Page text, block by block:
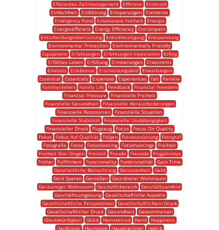
Effizientes Zeitmanagement
Effizienz
Einbruch
Einfachheit
Einführung Einsparungen
Elemente
Emergency Fund
Emotionale Freiheit
Energie
Energieeffizienz
Energy Efficiency
Entrümpeln
Entscheidungsüberlastung
Entschleunigung
Entspannung
Environmental Protection
Environmentally Friendly
Equipment
Erfahrungen Erfahrungen Investieren
Erfolg
Erfülltes Leben
Erfüllung Erinnerungen
Erkenntnis
Erlebnis
Erlebnisse Erscheinungsbild
Erwartungen
Essential
Essentials Expenses Experiences Fall
Familie
Familienleben
Family Life Feedback
Financial Freedom
Financial Pressure
Finanzielle Freiheit
Finanzielle Gesundheit
Finanzielle Herausforderungen
Finanzielle Ressourcen
Finanzielle Situation
Finanzielle Stabilität
Finanzielle Unabhängigkeit
Finanzieller Druck
Flugzeug Focus
Focus On Quality
Fokus
Fokus Auf Qualität Folgen Fotoausrüstung
Fotograf
Fotografie
Fotos Fotoshooting Fotoshootings
Freiheit
Freiheit Von Dingen
Freizeit Freude Freunde
Frugalismus
Früher
Fulfillment Functionality Funktionalität Gain Time
Ganzheitliche Betrachtung Gelassenheit Geld
Geld Sparen Genießen Geordneter Wohnraum
Geräumiger Wohnraum Geschäftsbereich Geschäftsumfeld
Geschäftsumgebung
Gesellschaftliche Aspekte
Gesellschaftliche Perspektiven Gesellschaftlichem Druck
Gesellschaftlicher Druck
Gesundheit
Gewohnheiten
Glaubwürdigkeit Glück Hamsterrad Hand
Happiness
Hardcover
Harmonie Hauptrechner
Hektik